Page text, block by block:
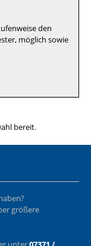
den
möglich sowie
bereit.
größere